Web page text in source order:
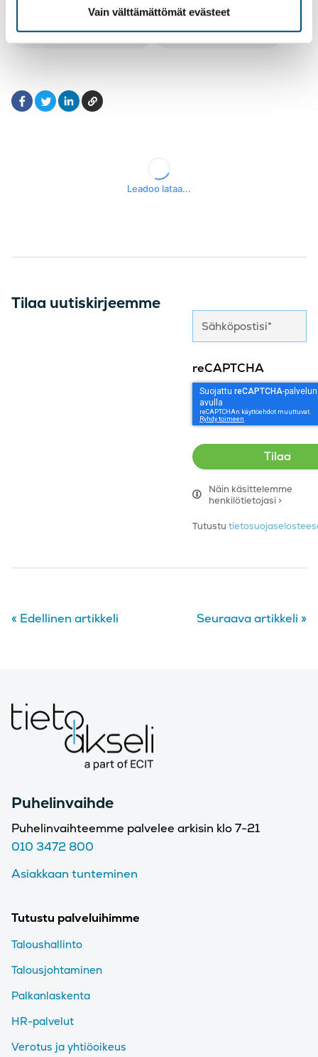
Vain välttämättömät evästeet
Taloudelliset mittarit Talousjohtaminen
FacebookLinkedIn
Tilaa uutiskirjeemme
reCAPTCHA
Näin käsittelemme
henkilötietojasi >
Tutustu
« Edellinen artikkeli Seuraava artikkeli »
Puhelinvaihde
Puhelinvaihteemme palvelee arkisin klo 7-21
010 3472 800
Asiakkaan tunteminen
Tutustu palveluihimme
Taloushallinto
Talousjohtaminen
Palkanlaskenta
HR-palvelut
Verotus ja yhtiöoikeus